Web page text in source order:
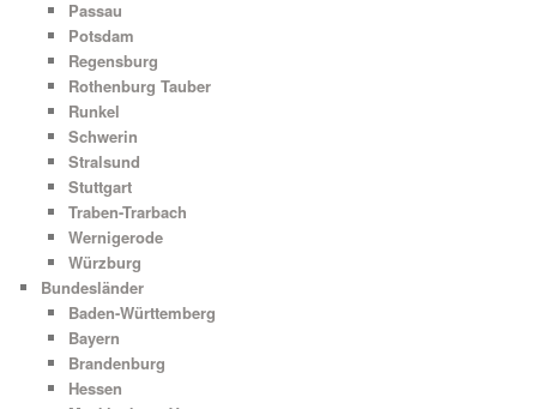
Passau
Potsdam
Regensburg
Rothenburg Tauber
Runkel
Schwerin
Stralsund
Stuttgart
Traben-Trarbach
Wernigerode
Würzburg
Bundesländer
Baden-Württemberg
Bayern
Brandenburg
Hessen